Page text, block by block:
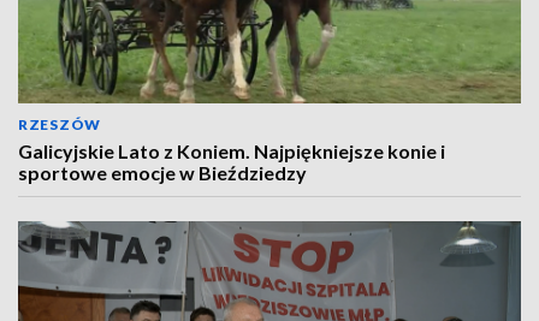
RZESZÓW
Galicyjskie Lato z Koniem. Najpiękniejsze konie i
sportowe emocje w Bieździedzy